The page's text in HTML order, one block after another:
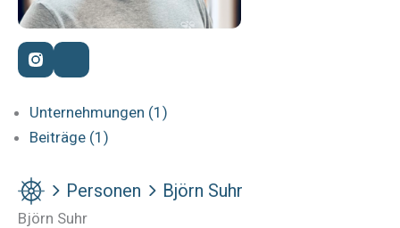
Unternehmungen (1)
Beiträge (1)
Personen Björn Suhr
Björn Suhr